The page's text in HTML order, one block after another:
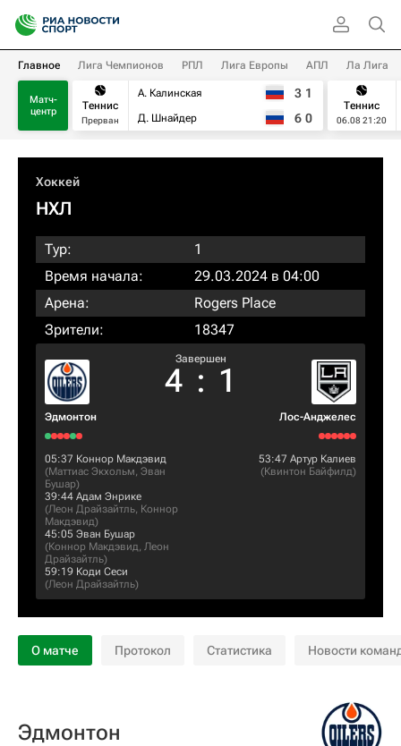
Главное Лига Чемпионов РПЛ Лига Европы АПЛ Ла Лига
Матч-
центр
Теннис
Прерван
А. Калинская
Д. Шнайдер
3 1
6 0
Теннис
06.08 21:20
Хоккей
НХЛ
Тур:
1
Время начала:
29.03.2024 в 04:00
Арена:
Rogers Place
Зрители:
18347
Эдмонтон
Завершен
4 : 1
Лос-Анджелес
05:37 Коннор Макдэвид
(Маттиас Экхольм, Эван
Бушар)
39:44 Адам Энрике
(Леон Драйзайтль, Коннор
Макдэвид)
45:05 Эван Бушар
(Коннор Макдэвид, Леон
Драйзайтль)
59:19 Коди Сеси
(Леон Драйзайтль)
53:47 Артур Калиев
(Квинтон Байфилд)
О матче Протокол Статистика Новости
Эдмонтон